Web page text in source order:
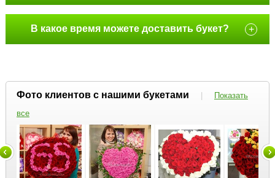
В какое время можете доставить букет? +
Фото клиентов с нашими букетами |
Показать
все